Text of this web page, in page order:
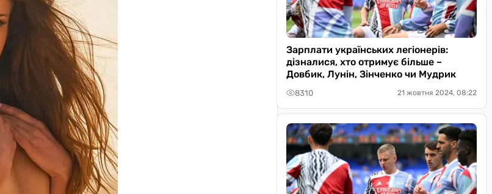
Зарплати українських легіонерів:
дізналися, хто отримує більше –
Довбик, Лунін, Зінченко чи Мудрик
8310 21 жовтня 2024, 08:22